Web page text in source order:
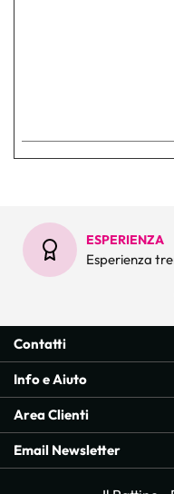
ESPERIENZA
Esperienza
Contatti
Info e Aiuto
Area Clienti
Email Newsletter